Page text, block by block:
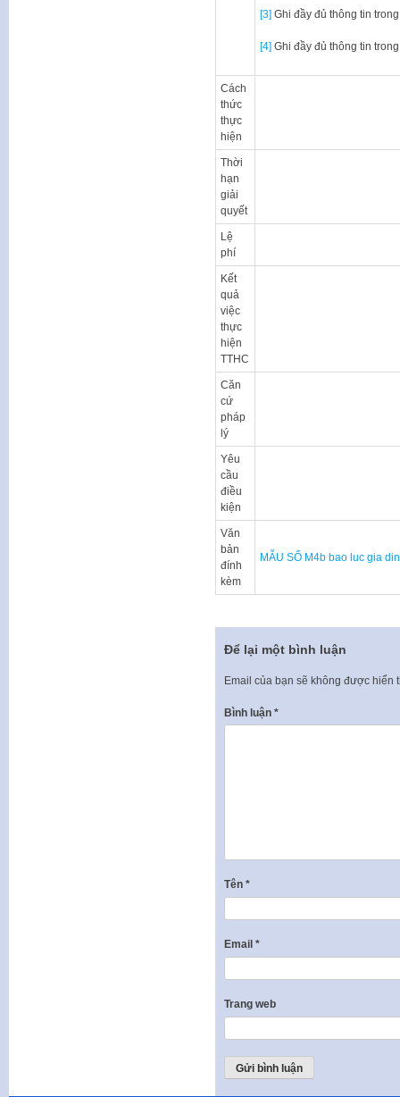
[3] Ghi đầy đủ thông tin
[4] Ghi đầy đủ thông tin
Cách
thức
thực
hiện
Thời
hạn
giải
quyết
Lệ
phí
Kết
quả
việc
thực
hiện
TTHC
Căn
cứ
pháp
lý
Yêu
cầu
điều
kiện
Văn
bản
đính
kèm
MẪU SỐ M4b bao luc gia
Để lại một bình luận
Email của bạn sẽ không được hiển
Bình luận *
Tên *
Email *
Trang web